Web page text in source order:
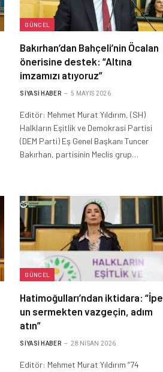
GÜNCEL
Bakırhan’dan Bahçeli’nin Öcalan
önerisine destek: “Altına
imzamızı atıyoruz”
SIYASI HABER 5 MAYIS 2026
Editör: Mehmet Murat Yıldırım, (SH)
Halkların Eşitlik ve Demokrasi Partisi
(DEM Parti) Eş Genel Başkanı Tuncer
Bakırhan, partisinin Meclis grup…
GÜNCEL
Hatimoğulları’ndan iktidara: “İpe
un sermekten vazgeçin, adım
atın”
SIYASI HABER 28 NISAN 2026
Editör: Mehmet Murat Yıldırım “74